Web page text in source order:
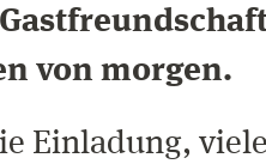
von morgen.
Einladung,